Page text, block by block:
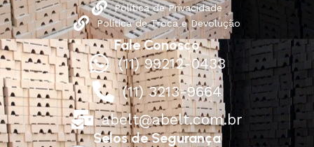
Política de Privacidade
Política de Troca e Devolução
Fale Conosco
(11) 99212-0433
(11) 3213-9664
abelt@abelt.com.br
Selos de Segurança